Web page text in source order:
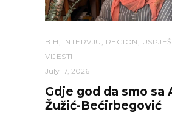
BIH , INTERVJU , REGION ,
VIJESTI
July 17, 2026
Gdje god da smo sa
Žužić-Bećirbegović